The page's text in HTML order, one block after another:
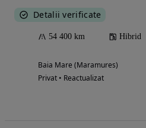
Detalii verificate
54 400 km Hibrid
Baia Mare (Maramures)
Privat • Reactualizat